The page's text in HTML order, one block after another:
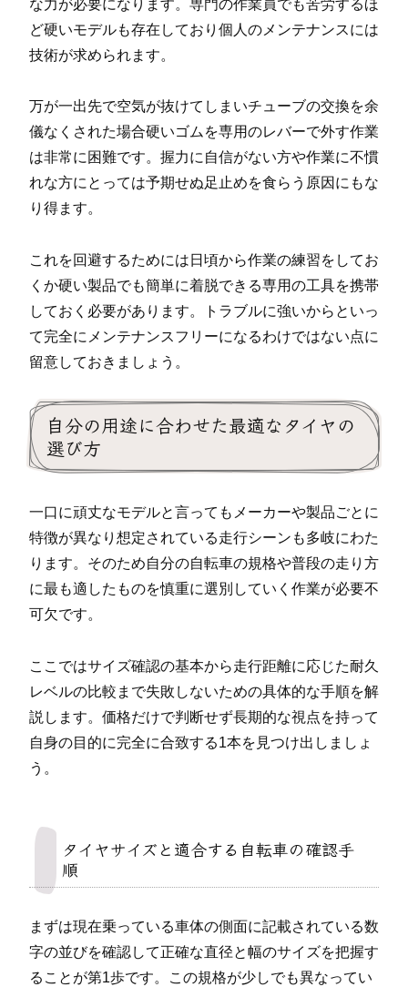
な力が必要になります。専門の作業員でも苦労するほ
ど硬いモデルも存在しており個人のメンテナンスには
技術が求められます。
万が一出先で空気が抜けてしまいチューブの交換を余
儀なくされた場合硬いゴムを専用のレバーで外す作業
は非常に困難です。握力に自信がない方や作業に不慣
れな方にとっては予期せぬ足止めを食らう原因にもな
り得ます。
これを回避するためには日頃から作業の練習をしてお
くか硬い製品でも簡単に着脱できる専用の工具を携帯
しておく必要があります。トラブルに強いからといっ
て完全にメンテナンスフリーになるわけではない点に
留意しておきましょう。
自分の用途に合わせた最適なタイヤの
選び方
一口に頑丈なモデルと言ってもメーカーや製品ごとに
特徴が異なり想定されている走行シーンも多岐にわた
ります。そのため自分の自転車の規格や普段の走り方
に最も適したものを慎重に選別していく作業が必要不
可欠です。
ここではサイズ確認の基本から走行距離に応じた耐久
レベルの比較まで失敗しないための具体的な手順を解
説します。価格だけで判断せず長期的な視点を持って
自身の目的に完全に合致する1本を見つけ出しましょ
う。
タイヤサイズと適合する自転車の確認手
順
まずは現在乗っている車体の側面に記載されている数
字の並びを確認して正確な直径と幅のサイズを把握す
ることが第1歩です。この規格が少しでも異なってい